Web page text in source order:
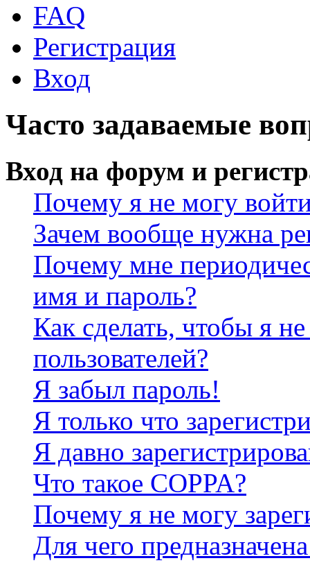
FAQ
Регистрация
Вход
Часто задаваемые
Вход на форум и
Почему я не могу
Зачем вообще нужна
Почему мне
имя и пароль?
Как сделать, чтобы я
пользователей?
Я забыл пароль!
Я только что
Я давно
Что такое COPPA?
Почему я не могу
Для чего